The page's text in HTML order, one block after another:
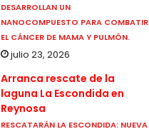
DESARROLLAN UN
NANOCOMPUESTO PARA COMBATIR
EL CÁNCER DE MAMA Y PULMÓN.
julio 23, 2026
Arranca rescate de la
laguna La Escondida en
Reynosa
RESCATARÁN LA ESCONDIDA: NUEVA